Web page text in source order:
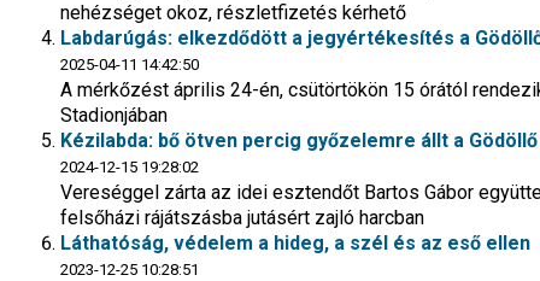
nehézséget okoz, részletfizetés kérhető
Labdarúgás: elkezdődött a jegyértékesítés a
2025-04-11 14:42:50
A mérkőzést április 24-én, csütörtökön 15 órától
Stadionjában
Kézilabda: bő ötven percig győzelemre állt a
2024-12-15 19:28:02
Vereséggel zárta az idei esztendőt Bartos Gábor
felsőházi rájátszásba jutásért zajló harcban
Láthatóság, védelem a hideg, a szél és az eső ellen
2023-12-25 10:28:51